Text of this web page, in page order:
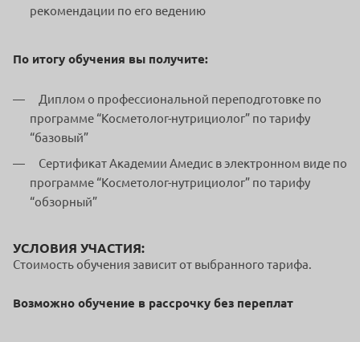
рекомендации по его ведению
По итогу обучения вы получите:
Диплом о профессиональной переподготовке по
программе “Косметолог-нутрициолог” по тарифу
“базовый”
Сертификат Академии Амедис в электронном виде по
программе “Косметолог-нутрициолог” по тарифу
“обзорный”
УСЛОВИЯ УЧАСТИЯ:
Стоимость обучения зависит от выбранного тарифа.
Возможно обучение в рассрочку без переплат